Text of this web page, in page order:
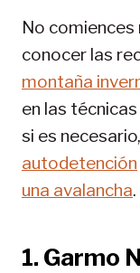
No comiences
conocer las
montaña
en las
si es
autodetención
una avalancha.
1. Garmo